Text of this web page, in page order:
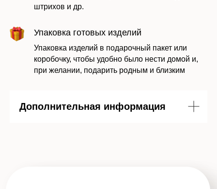
штрихов и др.
Упаковка готовых изделий
Упаковка изделий в подарочный пакет или
коробочку, чтобы удобно было нести домой и,
при желании, подарить родным и близким
Дополнительная информация
Даю согласие на обработку моих
политикой